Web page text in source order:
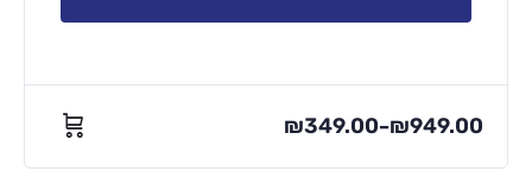
₪349.00–₪949.00